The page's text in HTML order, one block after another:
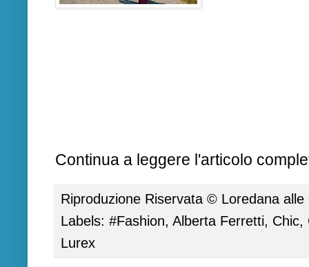
Continua a leggere l'articolo
Riproduzione Riservata © Loredana
Labels: #Fashion, Alberta Ferretti, Chic,
Lurex